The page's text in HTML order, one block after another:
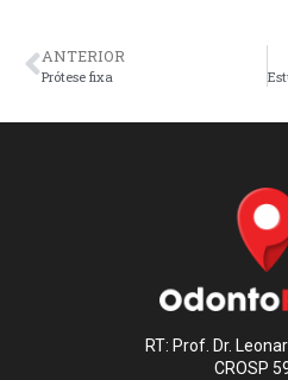
ANTERIOR
Prótese fixa
RT: Prof. Dr.
CROSP